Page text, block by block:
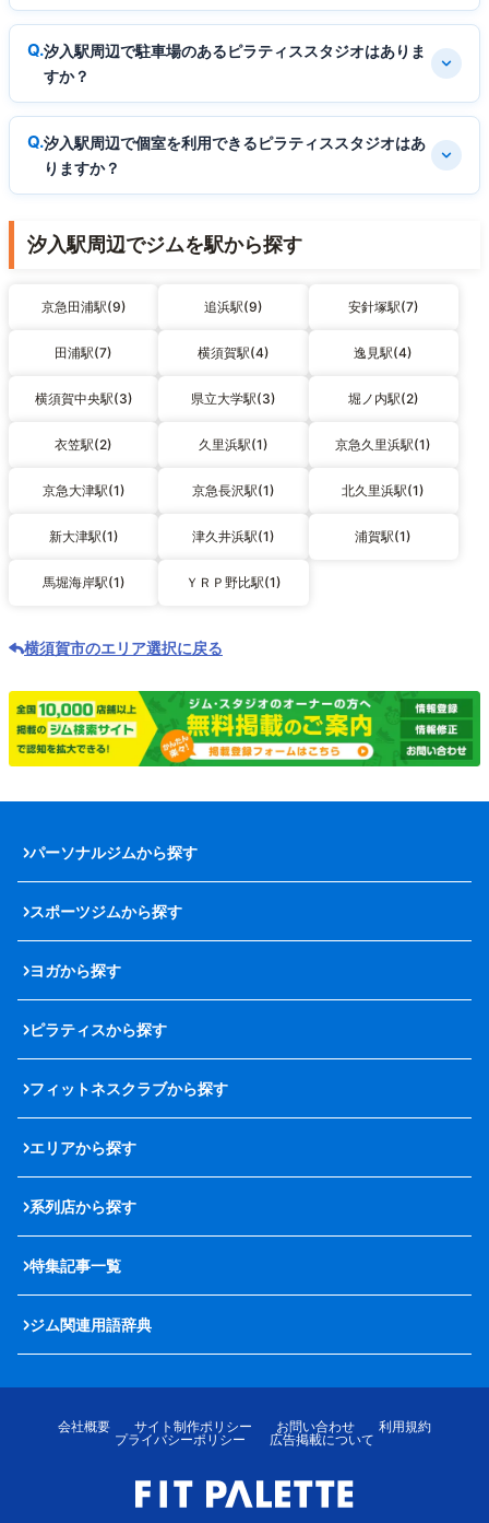
汐入駅周辺で駐車場のあるピラティススタジオはありま
すか？
汐入駅周辺で個室を利用できるピラティススタジオはあ
りますか？
汐入駅周辺でジムを駅から探す
京急田浦駅(9) 追浜駅(9) 安針塚駅(7)
田浦駅(7) 横須賀駅(4) 逸見駅(4)
横須賀中央駅(3) 県立大学駅(3) 堀ノ内駅(2)
衣笠駅(2) 久里浜駅(1) 京急久里浜駅(1)
京急大津駅(1) 京急長沢駅(1) 北久里浜駅(1)
新大津駅(1) 津久井浜駅(1) 浦賀駅(1)
馬堀海岸駅(1) ＹＲＰ野比駅(1)
横須賀市のエリア選択に戻る
パーソナルジムから探す
スポーツジムから探す
ヨガから探す
ピラティスから探す
フィットネスクラブから探す
エリアから探す
系列店から探す
特集記事一覧
ジム関連用語辞典
会社概要 サイト制作ポリシー お問い合わせ
利用規約
プライバシーポリシー
広告掲載について